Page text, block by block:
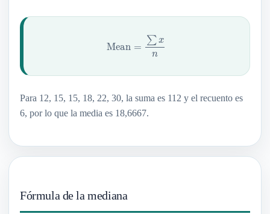
∑xn
Para 12, 15, 15, 18, 22, 30, la suma es 112 y el recuento es
6, por lo que la media es 18,6667.
Fórmula de la mediana